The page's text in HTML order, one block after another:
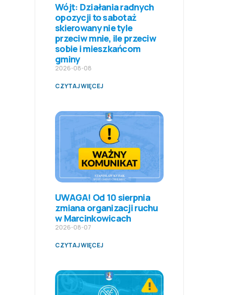
Wójt: Działania radnych
opozycji to sabotaż
skierowany nie tyle
przeciw mnie, ile przeciw
sobie i mieszkańcom
gminy
2026-08-08
CZYTAJ WIĘCEJ
UWAGA! Od 10 sierpnia
zmiana organizacji ruchu
w Marcinkowicach
2026-08-07
CZYTAJ WIĘCEJ